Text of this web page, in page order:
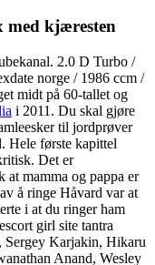
med kjæresten
2.0 D Turbo /
norge / 1986 ccm /
midt på 60-tallet og
i 2011. Du skal gjøre
til jordprøver
Hele første kapittel
Det er
at mamma og pappa er
å ringe Håvard var at
i at du ringer ham
girl site tantra
Sergey Karjakin, Hikaru
Anand, Wesley